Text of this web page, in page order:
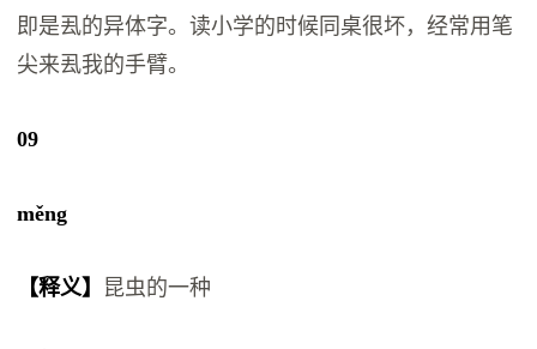
即是厾的异体字。读小学的时候同桌很坏，经常用笔
尖来厾我的手臂。
09
měng
【释义】 昆虫的一种